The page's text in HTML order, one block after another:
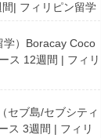
間| フィリピン留学
学）Boracay Coco
ス 12週間 | フィリ
セブ島/セブシティ
ス 3週間 | フィリ